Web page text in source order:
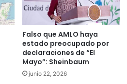
Falso que AMLO haya
estado preocupado por
declaraciones de “El
Mayo”: Sheinbaum
junio 22, 2026